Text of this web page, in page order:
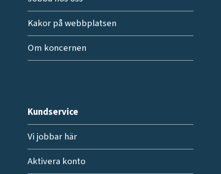
Kakor på webbplatsen
Om koncernen
Kundservice
Vi jobbar här
Aktivera konto